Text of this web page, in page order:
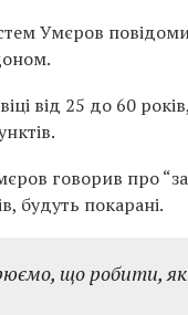
Умєров
від 25 до 60
говорив про
будуть покарані.
що робити,